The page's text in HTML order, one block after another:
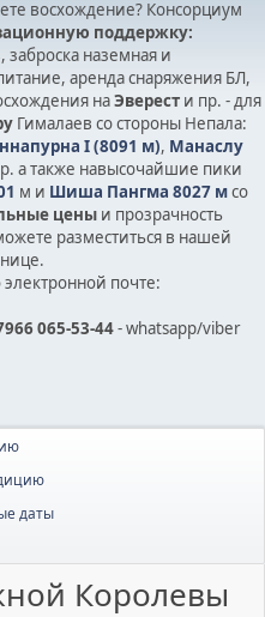
восхождение? Консорциум
поддержку:
наземная и
аренда снаряжения БЛ,
наЭверест и пр. - для
Гималаев со стороны Непала:
I (8091 м), Манаслу
а также навысочайшие пики
м и Шиша Пангма 8027 мсо
цены и прозрачность
разместиться в нашей
почте:
065-53-44- whatsapp/viber
даты
Королевы